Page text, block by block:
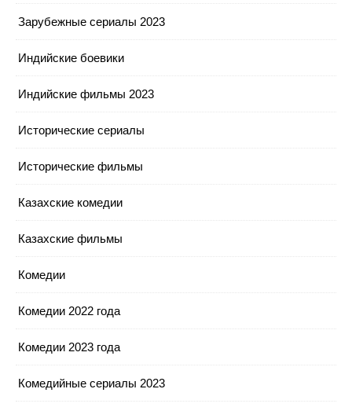
Зарубежные сериалы 2023
Индийские боевики
Индийские фильмы 2023
Исторические сериалы
Исторические фильмы
Казахские комедии
Казахские фильмы
Комедии
Комедии 2022 года
Комедии 2023 года
Комедийные сериалы 2023